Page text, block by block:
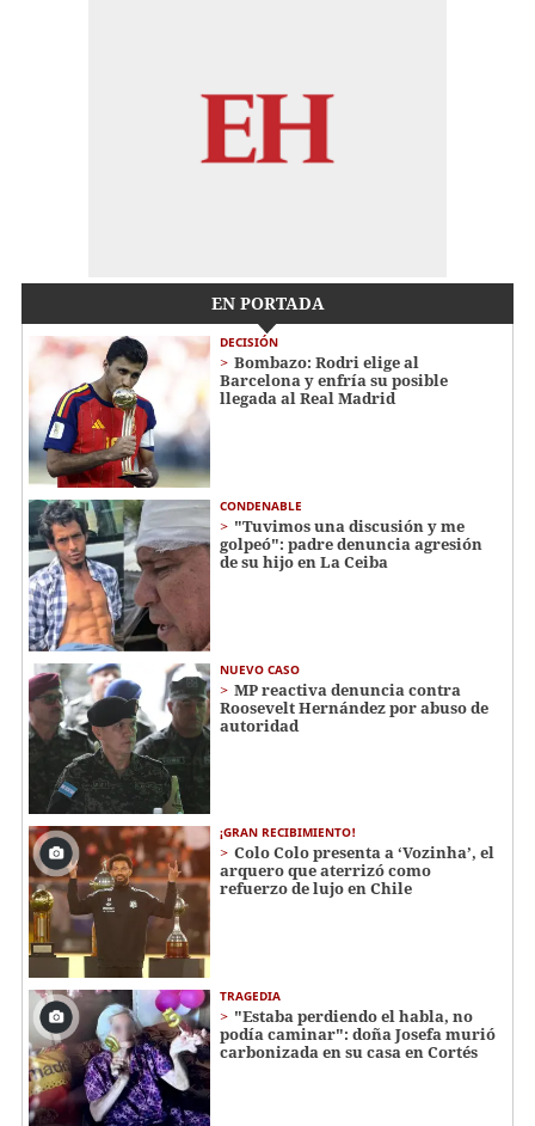
EN PORTADA
DECISIÓN
Bombazo: Rodri elige al
Barcelona y enfría su posible
llegada al Real Madrid
CONDENABLE
"Tuvimos una discusión y me
golpeó": padre denuncia agresión
de su hijo en La Ceiba
NUEVO CASO
MP reactiva denuncia contra
Roosevelt Hernández por abuso de
autoridad
¡GRAN RECIBIMIENTO!
Colo Colo presenta a ‘Vozinha’, el
arquero que aterrizó como
refuerzo de lujo en Chile
TRAGEDIA
"Estaba perdiendo el habla, no
podía caminar": doña Josefa murió
carbonizada en su casa en Cortés